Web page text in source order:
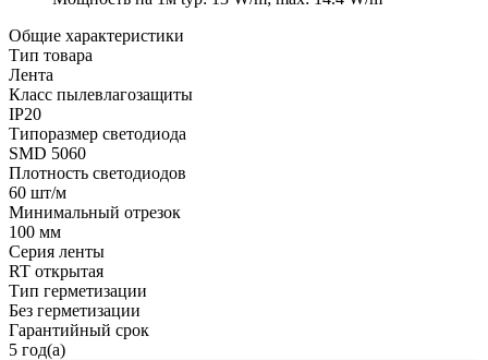
Общие характеристики
Тип товара
Лента
Класс пылевлагозащиты
IP20
Типоразмер светодиода
SMD 5060
Плотность светодиодов
60 шт/м
Минимальный отрезок
100 мм
Серия ленты
RT открытая
Тип герметизации
Без герметизации
Гарантийный срок
5 год(а)